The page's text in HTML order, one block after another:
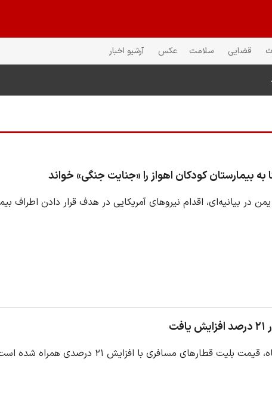
قضایی سلامت عکس آرشیو اخبار
به بیمارستان کودکان اهواز را «جنایت جنگی» خواند
در بیانیه‌ای، اقدام نیروهای آمریکایی در هدف قرار دادن اطراف
مسافری با افزایش ۲۱ درصدی همراه شده است. بر این اساس، نرخ بلیت‌ها با توجه به نوع…